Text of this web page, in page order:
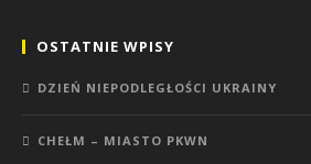
OSTATNIE WPISY
DZIEŃ NIEPODLEGŁOŚCI UKRAINY
CHEŁM – MIASTO PKWN